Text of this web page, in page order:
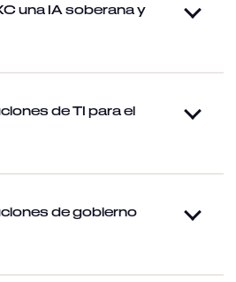
una IA soberana y
de TI para el
de gobierno